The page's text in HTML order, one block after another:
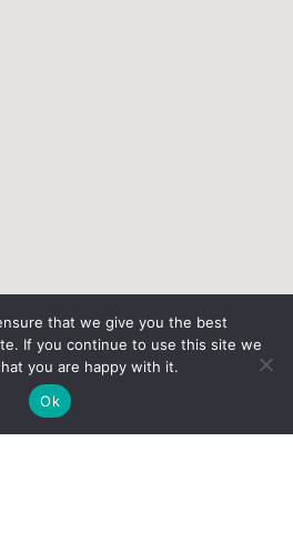
that we give you the best
If you continue to use this site we
you are happy with it.
Ok